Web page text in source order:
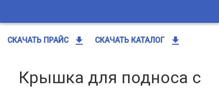
СКАЧАТЬ ПРАЙС get_app СКАЧАТЬ КАТАЛОГ get_app
Крышка для подноса с